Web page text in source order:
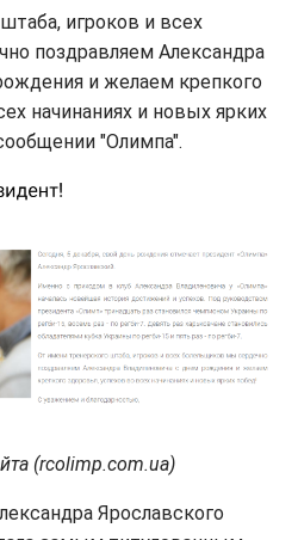
игроков и всех
поздравляем Александра
и желаем крепкого
начинаниях и новых ярких
"Олимпа".
(rcolimp.com.ua)
Ярославского